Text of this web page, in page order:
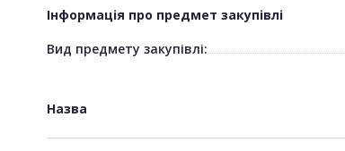
Інформація про предмет закупівлі
Вид предмету закупівлі:
Назва